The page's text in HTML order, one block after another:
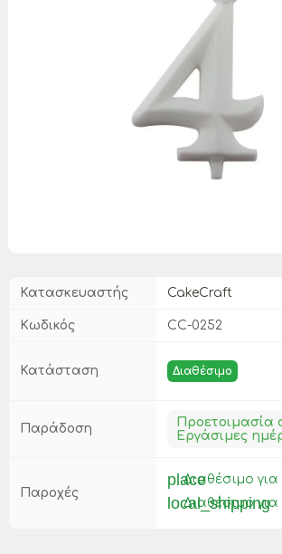
Κατασκευαστής CakeCraft
Κωδικός CC-0252
Κατάσταση Διαθέσιμο
Παράδοση
Προετοιμασία
Εργάσιμες
Παροχές
place
Διαθέσιμο
local_shipping
Διαθέσιμο